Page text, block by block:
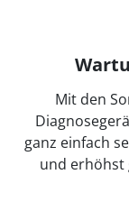
Mit den
ganz einfach
und erhöhst